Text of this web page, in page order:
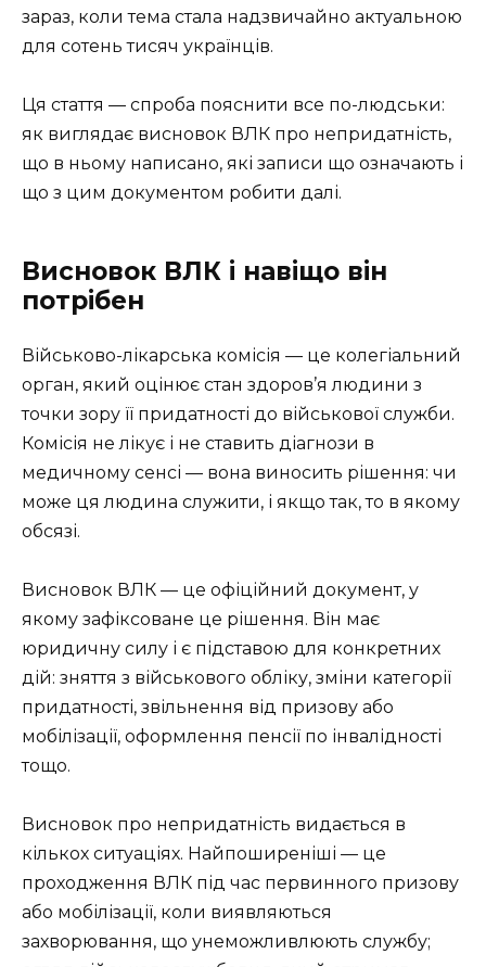
зараз, коли тема стала надзвичайно актуальною
для сотень тисяч українців.
Ця стаття — спроба пояснити все по-людськи:
як виглядає висновок ВЛК про непридатність,
що в ньому написано, які записи що означають і
що з цим документом робити далі.
Висновок ВЛК і навіщо він
потрібен
Військово-лікарська комісія — це колегіальний
орган, який оцінює стан здоров’я людини з
точки зору її придатності до військової служби.
Комісія не лікує і не ставить діагнози в
медичному сенсі — вона виносить рішення: чи
може ця людина служити, і якщо так, то в якому
обсязі.
Висновок ВЛК — це офіційний документ, у
якому зафіксоване це рішення. Він має
юридичну силу і є підставою для конкретних
дій: зняття з військового обліку, зміни категорії
придатності, звільнення від призову або
мобілізації, оформлення пенсії по інвалідності
тощо.
Висновок про непридатність видається в
кількох ситуаціях. Найпоширеніші — це
проходження ВЛК під час первинного призову
або мобілізації, коли виявляються
захворювання, що унеможливлюють службу;